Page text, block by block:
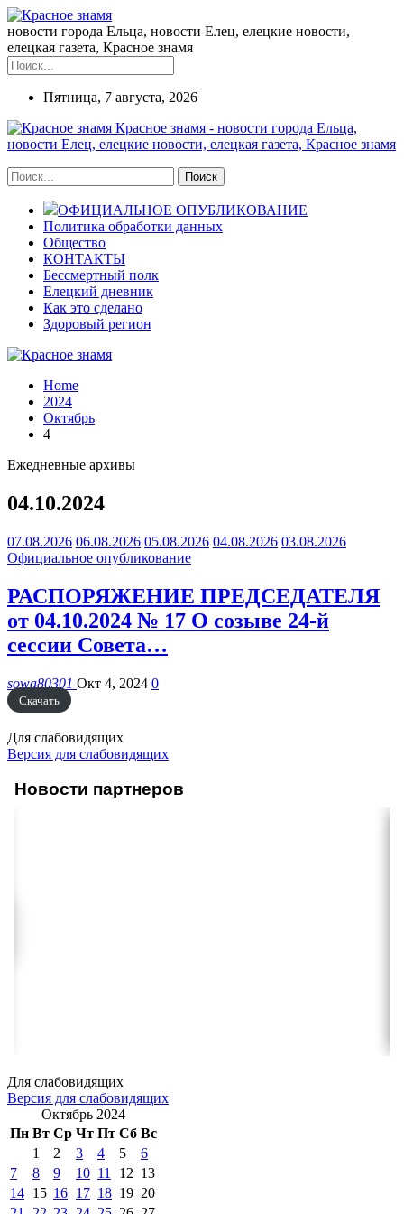
новости города Ельца, новости Елец, елецкие новости,
елецкая газета, Красное знамя
Пятница, 7 августа, 2026
Красное знамя - новости города Ельца,
новости Елец, елецкие новости, елецкая газета, Красное знамя
ОФИЦИАЛЬНОЕ ОПУБЛИКОВАНИЕ
Политика обработки данных
Общество
КОНТАКТЫ
Бессмертный полк
Елецкий дневник
Как это сделано
Здоровый регион
Home
2024
Октябрь
4
Ежедневные архивы
04.10.2024
07.08.2026 06.08.2026 05.08.2026 04.08.2026 03.08.2026
Официальное опубликование
РАСПОРЯЖЕНИЕ ПРЕДСЕДАТЕЛЯ
от 04.10.2024 № 17 О созыве 24-й
сессии Совета…
sowa80301 Окт 4, 2024 0
Скачать
Для слабовидящих
Версия для слабовидящих
Новости партнеров
Для слабовидящих
Версия для слабовидящих
Октябрь 2024
Пн Вт Ср Чт Пт Сб Вс
1
2 3 4 5
6
7
8 9 10 11 12 13
14 15 16 17 18 19 20